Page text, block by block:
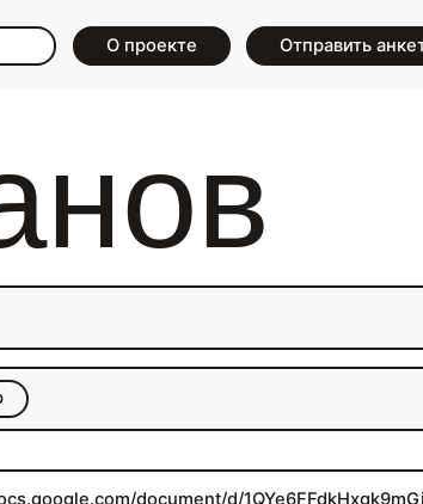
О проекте Отправить
document/d/